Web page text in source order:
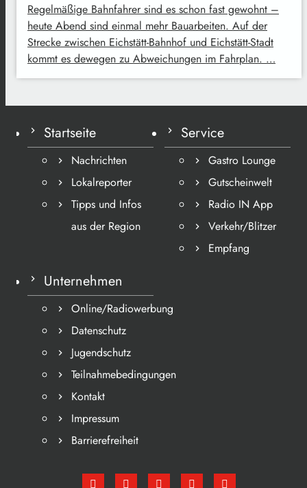
Regelmäßige Bahnfahrer sind es schon fast gewohnt –
heute Abend sind einmal mehr Bauarbeiten. Auf der
Strecke zwischen Eichstätt-Bahnhof und Eichstätt-Stadt
kommt es dewegen zu Abweichungen im Fahrplan. …
Startseite
Nachrichten
Lokalreporter
Tipps und Infos
aus der Region
Service
Gastro Lounge
Gutscheinwelt
Radio IN App
Verkehr/Blitzer
Empfang
Unternehmen
Online/Radiowerbung
Datenschutz
Jugendschutz
Teilnahmebedingungen
Kontakt
Impressum
Barrierefreiheit